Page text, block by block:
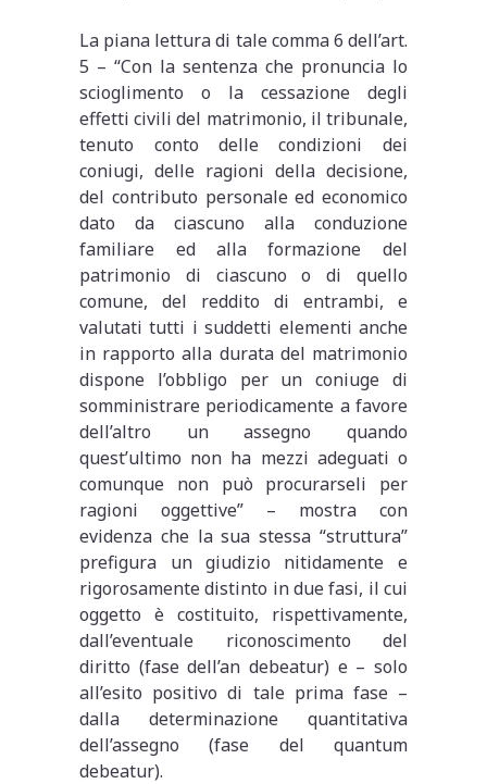
La piana lettura di tale comma 6 dell’art.
5 – “Con la sentenza che pronuncia lo
scioglimento o la cessazione degli
effetti civili del matrimonio, il tribunale,
tenuto conto delle condizioni dei
coniugi, delle ragioni della decisione,
del contributo personale ed economico
dato da ciascuno alla conduzione
familiare ed alla formazione del
patrimonio di ciascuno o di quello
comune, del reddito di entrambi, e
valutati tutti i suddetti elementi anche
in rapporto alla durata del matrimonio
dispone l’obbligo per un coniuge di
somministrare periodicamente a favore
dell’altro un assegno quando
quest’ultimo non ha mezzi adeguati o
comunque non può procurarseli per
ragioni oggettive” – mostra con
evidenza che la sua stessa “struttura”
prefigura un giudizio nitidamente e
rigorosamente distinto in due fasi, il cui
oggetto è costituito, rispettivamente,
dall’eventuale riconoscimento del
diritto (fase dell’an debeatur) e – solo
all’esito positivo di tale prima fase –
dalla determinazione quantitativa
dell’assegno (fase del quantum
debeatur).